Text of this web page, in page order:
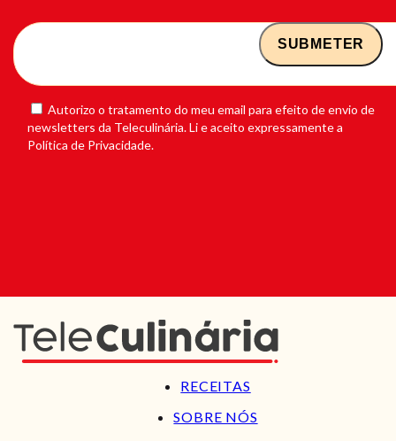
Autorizo o tratamento do meu email para efeito de envio de
newsletters da Teleculinária. Li e aceito expressamente a
Política de Privacidade.
RECEITAS
SOBRE NÓS